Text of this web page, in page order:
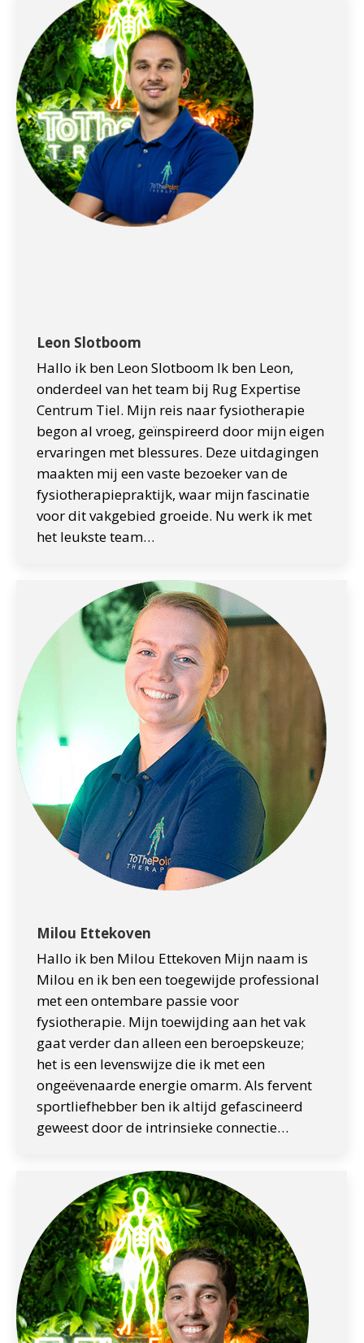
Leon Slotboom
Hallo ik ben Leon Slotboom Ik ben Leon,
onderdeel van het team bij Rug Expertise
Centrum Tiel. Mijn reis naar fysiotherapie
begon al vroeg, geïnspireerd door mijn eigen
ervaringen met blessures. Deze uitdagingen
maakten mij een vaste bezoeker van de
fysiotherapiepraktijk, waar mijn fascinatie
voor dit vakgebied groeide. Nu werk ik met
het leukste team…
Milou Ettekoven
Hallo ik ben Milou Ettekoven Mijn naam is
Milou en ik ben een toegewijde professional
met een ontembare passie voor
fysiotherapie. Mijn toewijding aan het vak
gaat verder dan alleen een beroepskeuze;
het is een levenswijze die ik met een
ongeëvenaarde energie omarm. Als fervent
sportliefhebber ben ik altijd gefascineerd
geweest door de intrinsieke connectie…